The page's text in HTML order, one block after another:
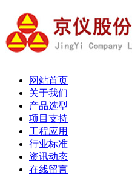
网站首页
关于我们
产品选型
项目支持
工程应用
行业标准
资讯动态
在线留言